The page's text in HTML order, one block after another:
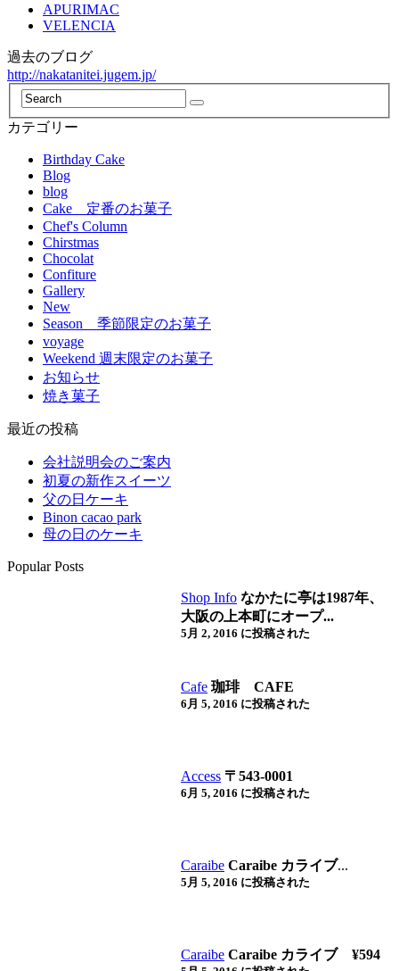
APURIMAC
VELENCIA
過去のブログ
http://nakatanitei.jugem.jp/
カテゴリー
Birthday Cake
Blog
blog
Cake 定番のお菓子
Chef's Column
Chirstmas
Chocolat
Confiture
Gallery
New
Season 季節限定のお菓子
voyage
Weekend 週末限定のお菓子
お知らせ
焼き菓子
最近の投稿
会社説明会のご案内
初夏の新作スイーツ
父の日ケーキ
Binon cacao park
母の日のケーキ
Popular Posts
Shop Info なかたに亭は1987年、
大阪の上本町にオープ...
5月 2, 2016 に投稿された
Cafe 珈琲 CAFE
6月 5, 2016 に投稿された
Access 〒543-0001
6月 5, 2016 に投稿された
Caraibe Caraibe カライブ...
5月 5, 2016 に投稿された
Caraibe Caraibe カライブ ¥594